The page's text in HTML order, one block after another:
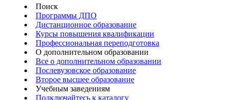
Поиск
Программы ДПО
Дистанционное образование
Курсы повышения квалификации
Профессиональная переподготовка
О дополнительном образовании
Все о дополнительном образовании
Послевузовское образование
Второе высшее образование
Учебным заведениям
Подключайтесь к каталогу